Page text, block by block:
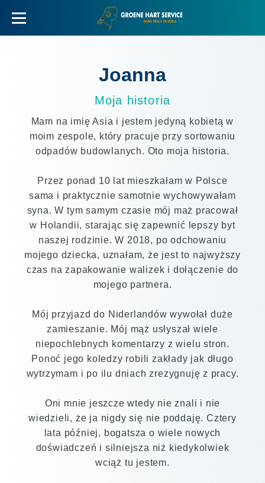
Joanna
Moja historia
Mam na imię Asia i jestem jedyną kobietą w
moim zespole, który pracuje przy sortowaniu
odpadów budowlanych. Oto moja historia.
Przez ponad 10 lat mieszkałam w Polsce
sama i praktycznie samotnie wychowywałam
syna. W tym samym czasie mój maż pracował
w Holandii, starając się zapewnić lepszy byt
naszej rodzinie. W 2018, po odchowaniu
mojego dziecka, uznałam, że jest to najwyższy
czas na zapakowanie walizek i dołączenie do
mojego partnera.
Mój przyjazd do Niderlandów wywołał duże
zamieszanie. Mój mąż usłyszał wiele
niepochlebnych komentarzy z wielu stron.
Ponoć jego koledzy robili zakłady jak długo
wytrzymam i po ilu dniach zrezygnuję z pracy.
Oni mnie jeszcze wtedy nie znali i nie
wiedzieli, że ja nigdy się nie poddaję. Cztery
lata później, bogatsza o wiele nowych
doświadczeń i silniejsza niż kiedykolwiek
wciąż tu jestem.